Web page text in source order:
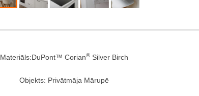
Materiāls:DuPont™ Corian®Silver Birch
Objekts: Privātmāja Mārupē